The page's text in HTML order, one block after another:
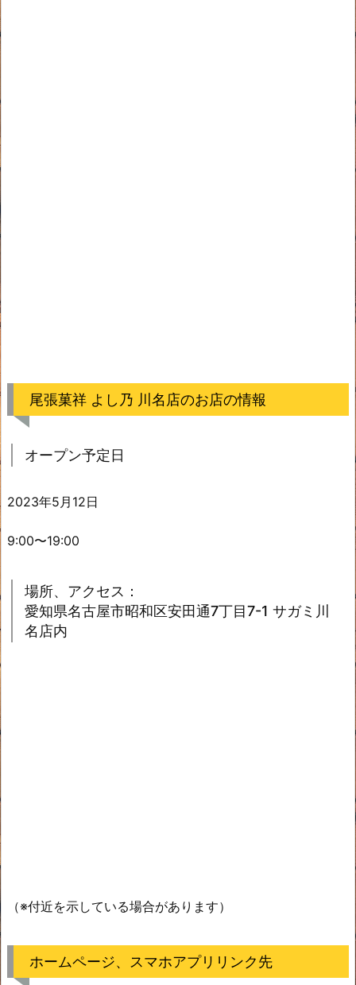
尾張菓祥 よし乃 川名店のお店の情報
オープン予定日
2023年5月12日
9:00〜19:00
場所、アクセス：
愛知県名古屋市昭和区安田通7丁目7-1 サガミ川
名店内
（※付近を示している場合があります）
ホームページ、スマホアプリリンク先